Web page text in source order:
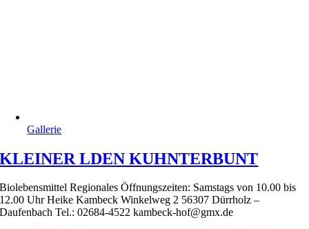
Gallerie
KLEINER LDEN KUHNTERBUNT
Biolebensmittel Regionales Öffnungszeiten: Samstags von 10.00 bis
12.00 Uhr Heike Kambeck Winkelweg 2 56307 Dürrholz –
Daufenbach Tel.: 02684-4522 kambeck-hof@gmx.de